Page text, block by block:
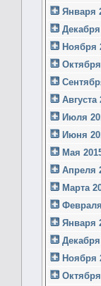
Января
Ноября
Августа
Июля
Июня
Мая
Апреля
Марта
Января
Ноября